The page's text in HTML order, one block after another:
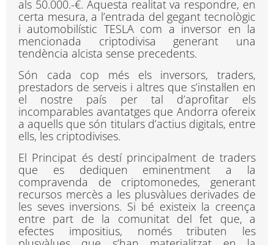
als 50.000.-€. Aquesta realitat va respondre, en
certa mesura, a l’entrada del gegant tecnològic
i automobilístic TESLA com a inversor en la
mencionada criptodivisa generant una
tendència alcista sense precedents.
Són cada cop més els inversors, traders,
prestadors de serveis i altres que s’instal·len en
el nostre país per tal d’aprofitar els
incomparables avantatges que Andorra ofereix
a aquells que són titulars d’actius digitals, entre
ells, les criptodivises.
El Principat és destí principalment de traders
que es dediquen eminentment a la
compravenda de criptomonedes, generant
recursos mercès a les plusvàlues derivades de
les seves inversions. Si bé existeix la creença
entre part de la comunitat del fet que, a
efectes impositius, només tributen les